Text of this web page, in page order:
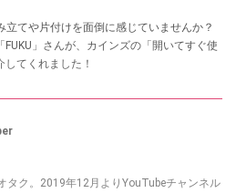
立てや片付けを面倒に感じていませんか？
」さんが、カインズの「開いてすぐ使
てくれました！
タク。2019年12月よりYouTubeチャンネル